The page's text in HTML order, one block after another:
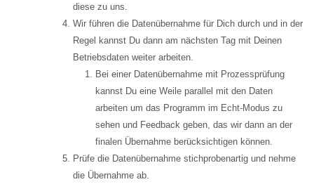
diese zu uns.
Wir führen die Datenübernahme für Dich durch und in der
Regel kannst Du dann am nächsten Tag mit Deinen
Betriebsdaten weiter arbeiten.
Bei einer Datenübernahme mit Prozessprüfung
kannst Du eine Weile parallel mit den Daten
arbeiten um das Programm im Echt-Modus zu
sehen und Feedback geben, das wir dann an der
finalen Übernahme berücksichtigen können.
Prüfe die Datenübernahme stichprobenartig und nehme
die Übernahme ab.